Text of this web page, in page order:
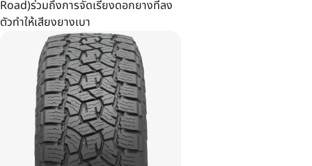
Road)ร่วมถึงการจัดเรียงดอกยางที่ลง
ตัวทำให้เสียงยางเบา